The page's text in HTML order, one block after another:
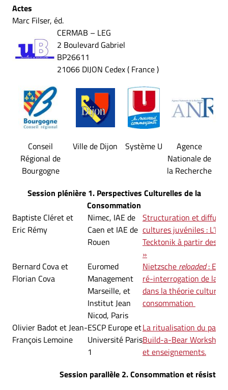
Actes
Marc Filser, éd.
CERMAB – LEG
2 Boulevard Gabriel
BP26611
21066 DIJON Cedex( France)
Conseil
Régional de
Bourgogne
Ville de Dijon Système U
Agence
Nationale de
la Recherche
Session plénière 1. Perspectives Culturelles de la
Consommation
Baptiste Cléret et
Eric Rémy
Nimec, IAE de
Caen et IAE de
Rouen
Structuration et
cultures juvéniles :
Tecktonik à partir des «
»
Bernard Cova et
Florian Cova
Euromed
Management
Marseille, et
Institut Jean
Nicod, Paris
Nietzsche reloaded:
ré-interrogation de la
dans la théorie
consommation
Olivier Badot et Jean-
François Lemoine
ESCP Europe et
Université Paris
1
La ritualisation du
Build-a-Bear
et enseignements.
Session parallèle 2. Consommation et